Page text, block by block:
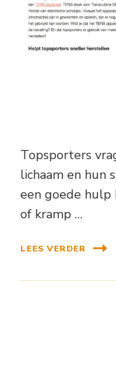
Topsporters
lichaam en hun
een goede hulp
of kramp …
LEES VERDER